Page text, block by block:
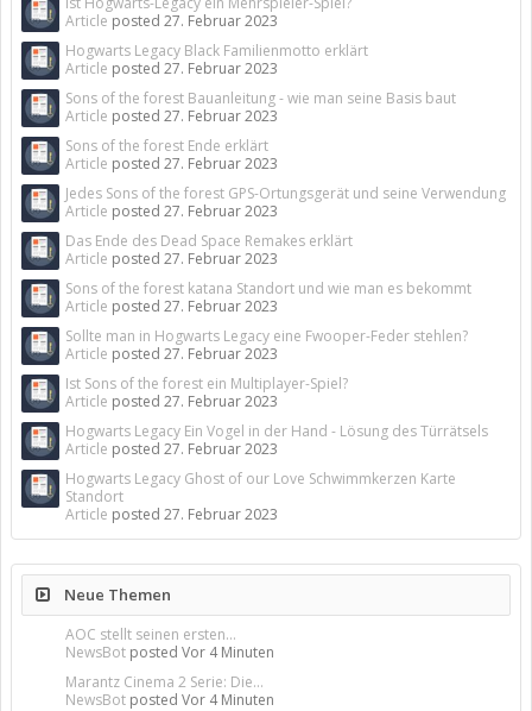
Article posted 27. Februar 2023
Hogwarts Legacy Black Familienmotto erklärt
Article posted 27. Februar 2023
Sons of the forest Bauanleitung - wie man seine Basis baut
Article posted 27. Februar 2023
Sons of the forest Ende erklärt
Article posted 27. Februar 2023
Jedes Sons of the forest GPS-Ortungsgerät und seine Verwendung
Article posted 27. Februar 2023
Das Ende des Dead Space Remakes erklärt
Article posted 27. Februar 2023
Sons of the forest katana Standort und wie man es bekommt
Article posted 27. Februar 2023
Sollte man in Hogwarts Legacy eine Fwooper-Feder stehlen?
Article posted 27. Februar 2023
Ist Sons of the forest ein Multiplayer-Spiel?
Article posted 27. Februar 2023
Hogwarts Legacy Ein Vogel in der Hand - Lösung des Türrätsels
Article posted 27. Februar 2023
Hogwarts Legacy Ghost of our Love Schwimmkerzen Karte
Standort
Article posted 27. Februar 2023
Neue Themen
AOC stellt seinen ersten...
NewsBot posted Vor 4 Minuten
Marantz Cinema 2 Serie: Die...
NewsBot posted Vor 4 Minuten